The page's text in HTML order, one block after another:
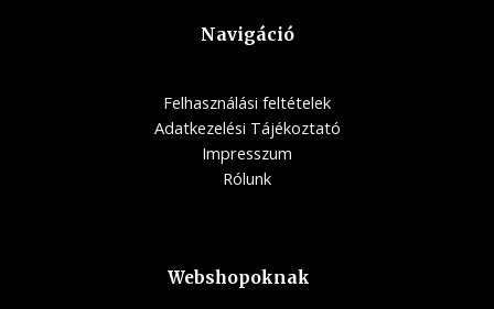
Navigáció
Felhasználási feltételek
Adatkezelési Tájékoztató
Impresszum
Rólunk
Webshopoknak